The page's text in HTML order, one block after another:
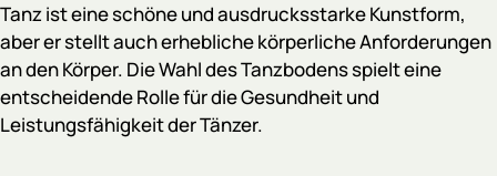
Tanz ist eine schöne und ausdrucksstarke Kunstform,
aber er stellt auch erhebliche körperliche Anforderungen
an den Körper. Die Wahl des Tanzbodens spielt eine
entscheidende Rolle für die Gesundheit und
Leistungsfähigkeit der Tänzer.